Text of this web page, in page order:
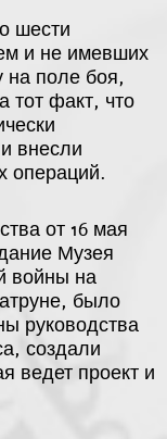
шести
и не имевших
на поле боя,
тот факт, что
внесли
операций.
от 16 мая
Музея
войны на
было
руководства
создали
ведет проект и